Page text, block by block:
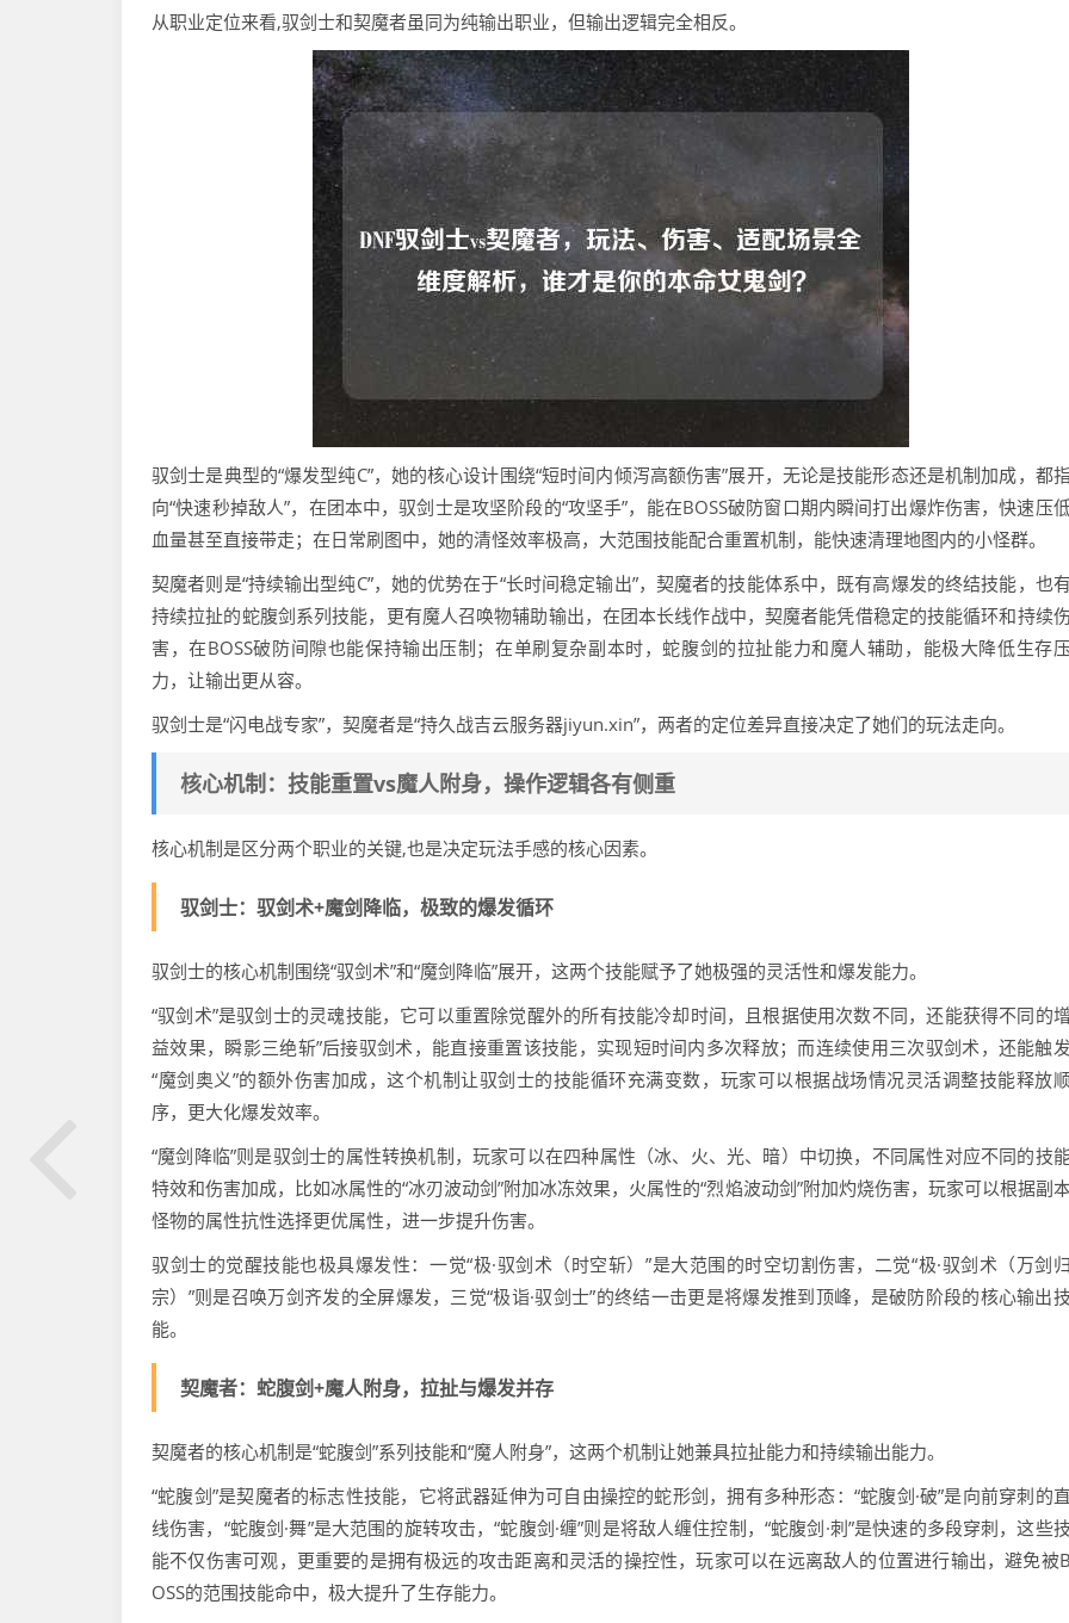
从职业定位来看,驭剑士和契魔者虽同为纯输出职业，但输出逻辑完全相反。
驭剑士是典型的“爆发型纯C”，她的核心设计围绕“短时间内倾泻高额伤害”展开，无论是技能形态还是机制加成，都
向“快速秒掉敌人”，在团本中，驭剑士是攻坚阶段的“攻坚手”，能在BOSS破防窗口期内瞬间打出爆炸伤害，快速压
血量甚至直接带走；在日常刷图中，她的清怪效率极高，大范围技能配合重置机制，能快速清理地图内的小怪群。
契魔者则是“持续输出型纯C”，她的优势在于“长时间稳定输出”，契魔者的技能体系中，既有高爆发的终结技能，也有
持续拉扯的蛇腹剑系列技能，更有魔人召唤物辅助输出，在团本长线作战中，契魔者能凭借稳定的技能循环和持续伤
害，在BOSS破防间隙也能保持输出压制；在单刷复杂副本时，蛇腹剑的拉扯能力和魔人辅助，能极大降低生存
力，让输出更从容。
驭剑士是“闪电战专家”，契魔者是“持久战吉云服务器jiyun.xin”，两者的定位差异直接决定了她们的玩法走向。
核心机制：技能重置vs魔人附身，操作逻辑各有侧重
核心机制是区分两个职业的关键,也是决定玩法手感的核心因素。
驭剑士：驭剑术+魔剑降临，极致的爆发循环
驭剑士的核心机制围绕“驭剑术”和“魔剑降临”展开，这两个技能赋予了她极强的灵活性和爆发能力。
“驭剑术”是驭剑士的灵魂技能，它可以重置除觉醒外的所有技能冷却时间，且根据使用次数不同，还能获得不同的增
益效果，瞬影三绝斩”后接驭剑术，能直接重置该技能，实现短时间内多次释放；而连续使用三次驭剑术，还能触发
“魔剑奥义”的额外伤害加成，这个机制让驭剑士的技能循环充满变数，玩家可以根据战场情况灵活调整技能释放
序，更大化爆发效率。
“魔剑降临”则是驭剑士的属性转换机制，玩家可以在四种属性（冰、火、光、暗）中切换，不同属性对应不同的技
特效和伤害加成，比如冰属性的“冰刃波动剑”附加冰冻效果，火属性的“烈焰波动剑”附加灼烧伤害，玩家可以根据副
怪物的属性抗性选择更优属性，进一步提升伤害。
驭剑士的觉醒技能也极具爆发性：一觉“极·驭剑术（时空斩）”是大范围的时空切割伤害，二觉“极·驭剑术（万剑归
宗）”则是召唤万剑齐发的全屏爆发，三觉“极诣·驭剑士”的终结一击更是将爆发推到顶峰，是破防阶段的核心输出技
能。
契魔者：蛇腹剑+魔人附身，拉扯与爆发并存
契魔者的核心机制是“蛇腹剑”系列技能和“魔人附身”，这两个机制让她兼具拉扯能力和持续输出能力。
“蛇腹剑”是契魔者的标志性技能，它将武器延伸为可自由操控的蛇形剑，拥有多种形态：“蛇腹剑·破”是向前穿刺的直
线伤害，“蛇腹剑·舞”是大范围的旋转攻击，“蛇腹剑·缠”则是将敌人缠住控制，“蛇腹剑·刺”是快速的多段穿刺，这些技
能不仅伤害可观，更重要的是拥有极远的攻击距离和灵活的操控性，玩家可以在远离敌人的位置进行输出，避免被B
OSS的范围技能命中，极大提升了生存能力。